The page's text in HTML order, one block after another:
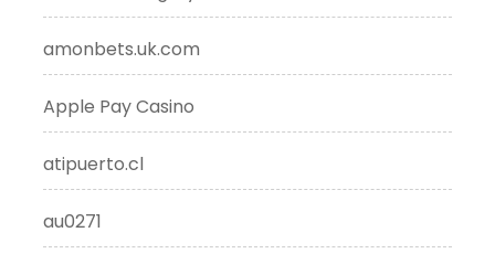
amonbets.uk.com
Apple Pay Casino
atipuerto.cl
au0271